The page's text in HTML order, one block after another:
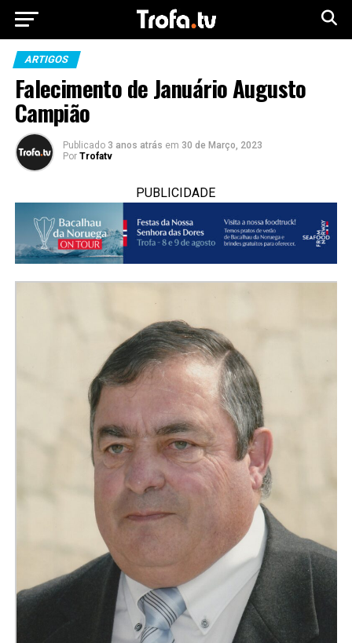
ARTIGOS
Falecimento de Januário Augusto
Campião
Publicado 3 anos atrás em 30 de Março, 2023
Por Trofatv
PUBLICIDADE